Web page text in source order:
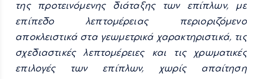
της προτεινόμενης διάταξης των επίπλων, με
επίπεδο λεπτομέρειας περιοριζόμενο
αποκλειστικά στα γεωμετρικά χαρακτηριστικά, τις
σχεδιαστικές λεπτομέρειες και τις χρωματικές
επιλογές των επίπλων, χωρίς απαίτηση